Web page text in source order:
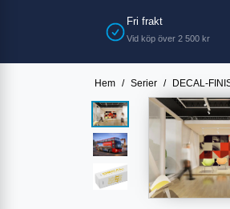
Fri frakt
Vid köp över 2 500 kr
Hem / Serier / DECAL-